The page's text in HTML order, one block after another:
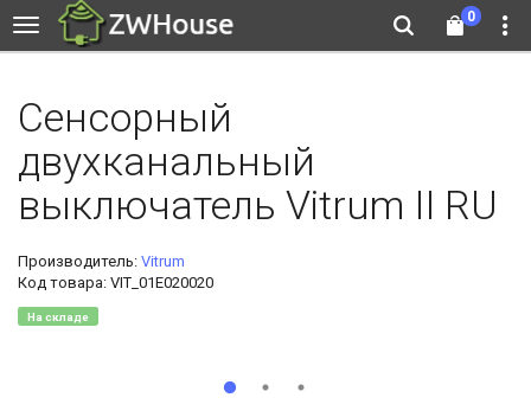
0
Сенсорный
двухканальный
выключатель Vitrum II RU
Производитель: Vitrum
Код товара: VIT_01E020020
На складе